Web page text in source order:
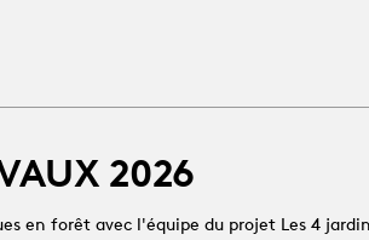
2026
en forêt avec l'équipe du projet Les 4